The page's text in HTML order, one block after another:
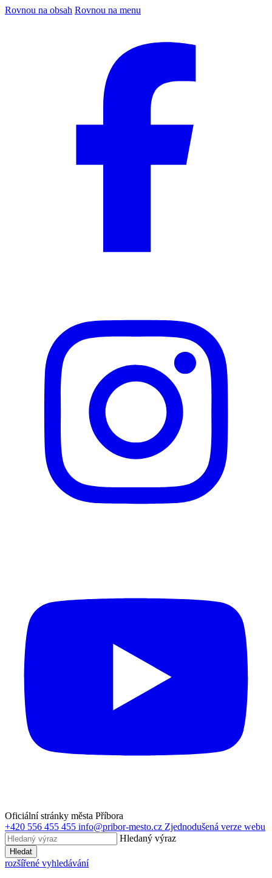
Rovnou na obsah Rovnou na menu
Oficiální stránky města Příbora
+420 556 455 455 info@pribor-mesto.cz Zjednodušená verze webu
Hledaný výraz
Hledat
rozšířené vyhledávání